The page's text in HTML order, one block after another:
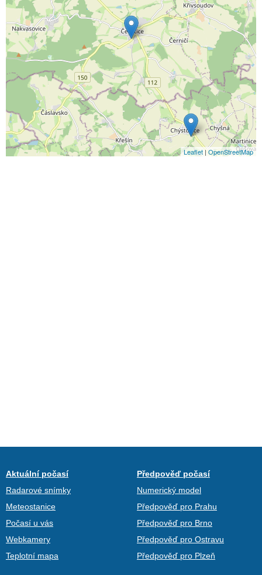
Leaflet|OpenStreetMap
Aktuální počasí
Radarové snímky
Meteostanice
Počasí u vás
Webkamery
Teplotní mapa
Předpověď počasí
Numerický model
Předpověď pro Prahu
Předpověď pro Brno
Předpověď pro Ostravu
Předpověď pro Plzeň